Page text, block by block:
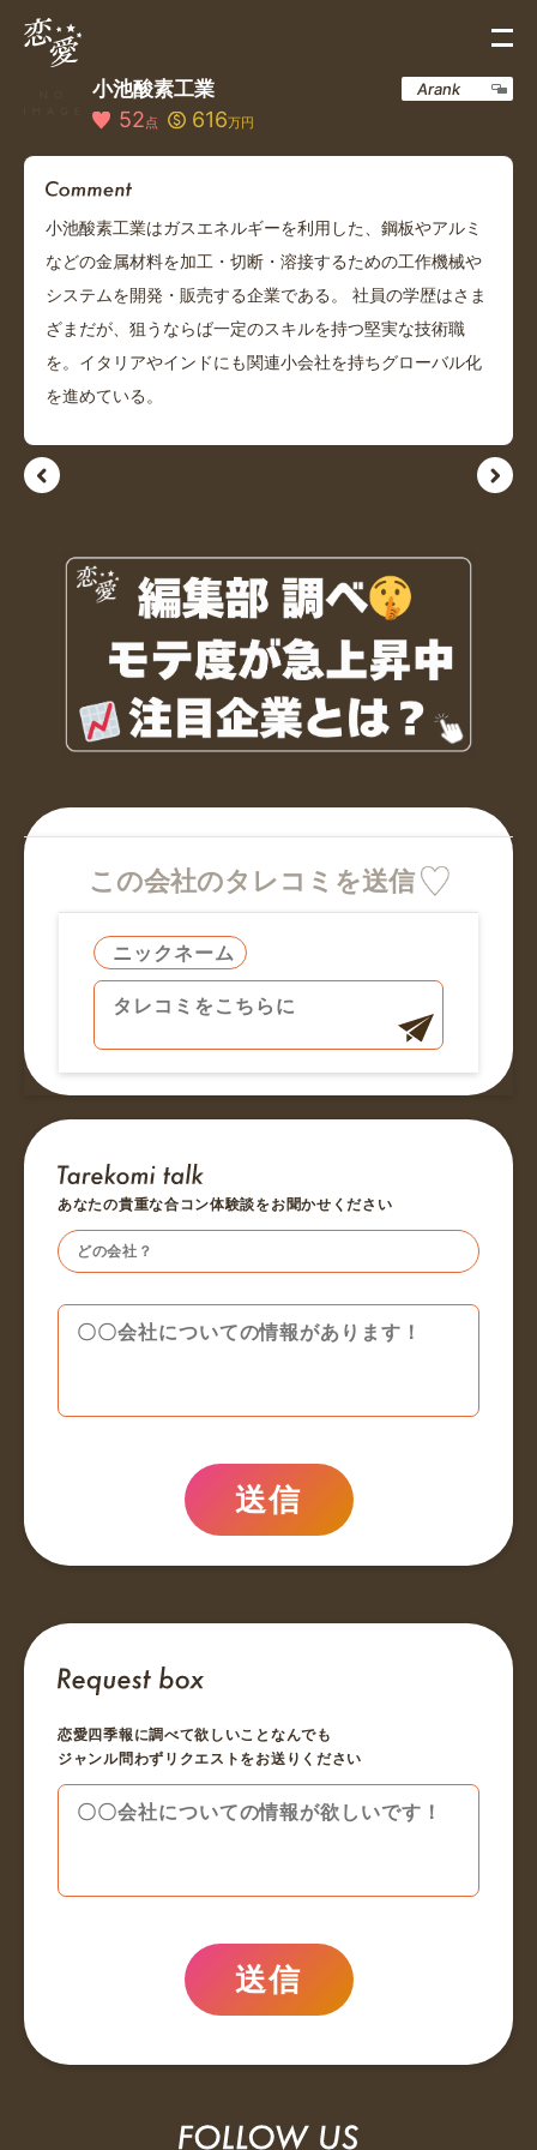
小池酸素工業
52点 616万円
Arank
小池酸素工業はガスエネルギーを利用した、鋼板やアルミ
などの金属材料を加工・切断・溶接するための工作機械や
システムを開発・販売する企業である。 社員の学歴はさま
ざまだが、狙うならば一定のスキルを持つ堅実な技術職
を。イタリアやインドにも関連小会社を持ちグローバル化
を進めている。
この会社のタレコミを送信
あなたの貴重な合コン体験談をお聞かせください
送信
恋愛四季報に調べて欲しいことなんでも
ジャンル問わずリクエストをお送りください
送信